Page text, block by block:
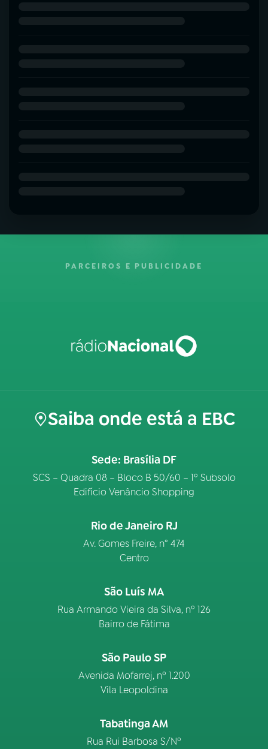
PARCEIROS E PUBLICIDADE
Saiba onde está a EBC
Sede: Brasília DF
SCS – Quadra 08 – Bloco B 50/60 – 1º Subsolo
Edifício Venâncio Shopping
Rio de Janeiro RJ
Av. Gomes Freire, n° 474
Centro
São Luís MA
Rua Armando Vieira da Silva, nº 126
Bairro de Fátima
São Paulo SP
Avenida Mofarrej, nº 1.200
Vila Leopoldina
Tabatinga AM
Rua Rui Barbosa S/Nº